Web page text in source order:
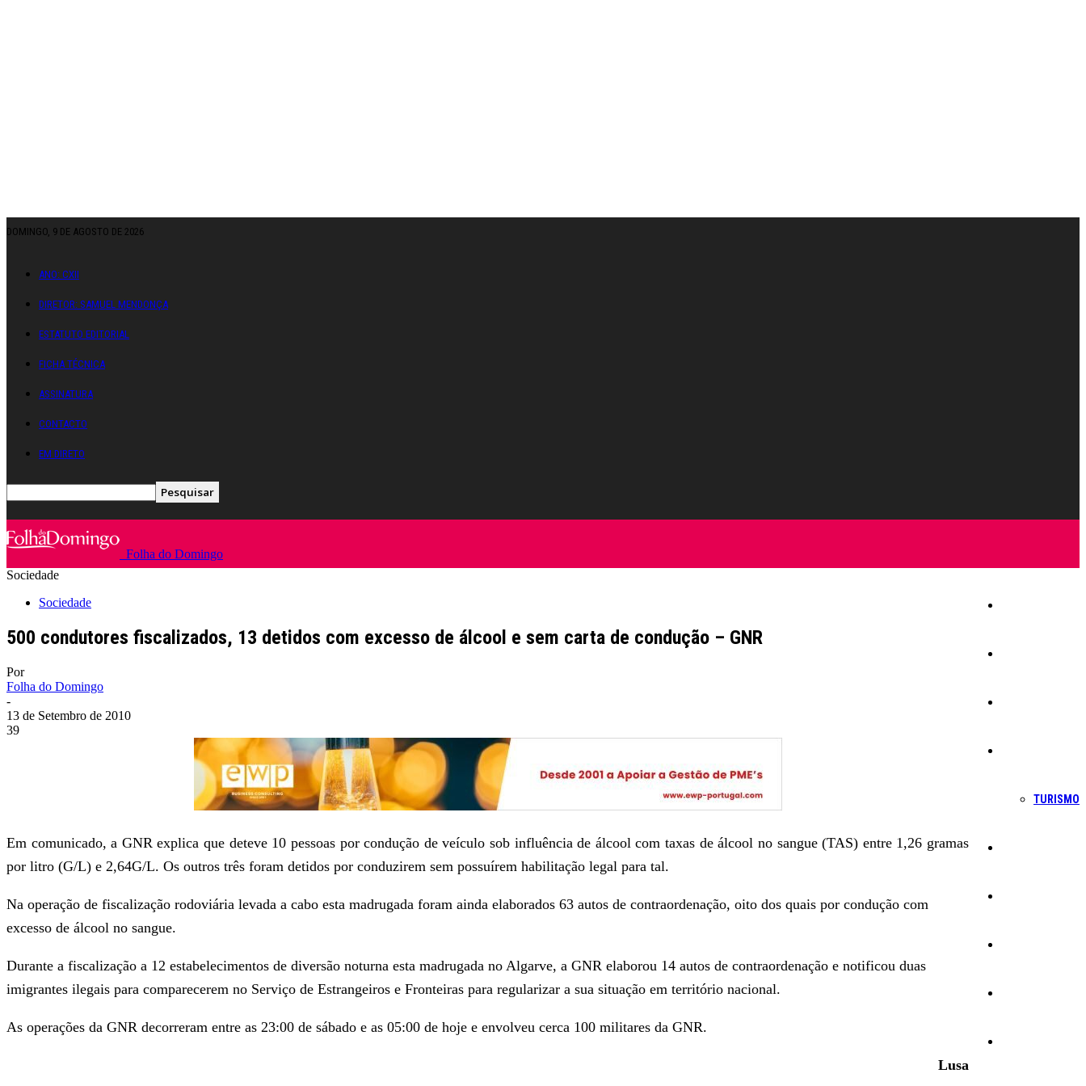
DOMINGO, 9 DE AGOSTO DE 2026
ANO: CXII
DIRETOR: SAMUEL MENDONÇA
ESTATUTO EDITORIAL
FICHA TÉCNICA
ASSINATURA
CONTACTO
EM DIRETO
Folha do Domingo
TURISMO
Sociedade
Sociedade
500 condutores fiscalizados, 13 detidos com excesso de álcool e sem carta de condução – GNR
Por
Folha do Domingo
-
13 de Setembro de 2010
39
Em comunicado, a GNR explica que deteve 10 pessoas por condução de veículo sob influência de álcool com taxas de álcool no sangue (TAS) entre 1,26 gramas
por litro (G/L) e 2,64G/L. Os outros três foram detidos por conduzirem sem possuírem habilitação legal para tal.
Na operação de fiscalização rodoviária levada a cabo esta madrugada foram ainda elaborados 63 autos de contraordenação, oito dos quais por condução com
excesso de álcool no sangue.
Durante a fiscalização a 12 estabelecimentos de diversão noturna esta madrugada no Algarve, a GNR elaborou 14 autos de contraordenação e notificou duas
imigrantes ilegais para comparecerem no Serviço de Estrangeiros e Fronteiras para regularizar a sua situação em território nacional.
As operações da GNR decorreram entre as 23:00 de sábado e as 05:00 de hoje e envolveu cerca 100 militares da GNR.
Lusa